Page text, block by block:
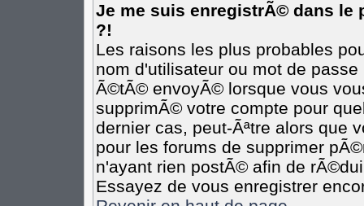
Je me suis enregistrÃ© dans le
?!
Les raisons les plus probables
nom d'utilisateur ou mot de
Ã©tÃ© envoyÃ© lorsque vous
supprimÃ© votre compte pour
dernier cas, peut-Ãªtre alors que
pour les forums de supprimer
n'ayant rien postÃ© afin de
Essayez de vous enregistrer